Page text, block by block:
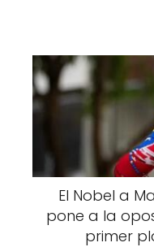
El Nobel a
pone a la
primer